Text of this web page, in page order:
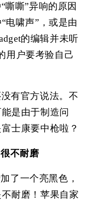
嘶嘶”异响的原因
电啸声”，或是由
的编辑并未听
用户要考验自己
有官方说法。不
是由于制造问
士康要中枪啦？
不耐磨
了一个亮黑色，
耐磨！苹果自家